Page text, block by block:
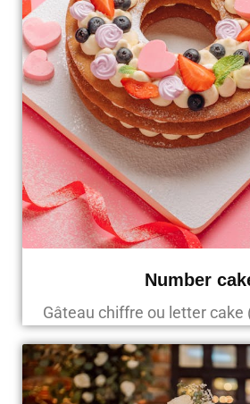
Number
Gâteau chiffre ou letter